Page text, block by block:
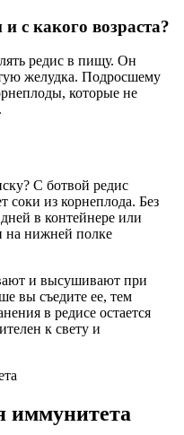
с какого возраста?
редис в пищу. Он
желудка. Подросшему
которые не
С ботвой редис
соки из корнеплода. Без
в контейнере или
на нижней полке
и высушивают при
вы съедите ее, тем
в редисе остается
к свету и
иммунитета